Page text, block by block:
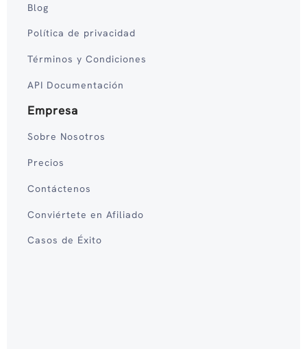
Blog
Política de privacidad
Términos y Condiciones
API Documentación
Empresa
Sobre Nosotros
Precios
Contáctenos
Conviértete en Afiliado
Casos de Éxito